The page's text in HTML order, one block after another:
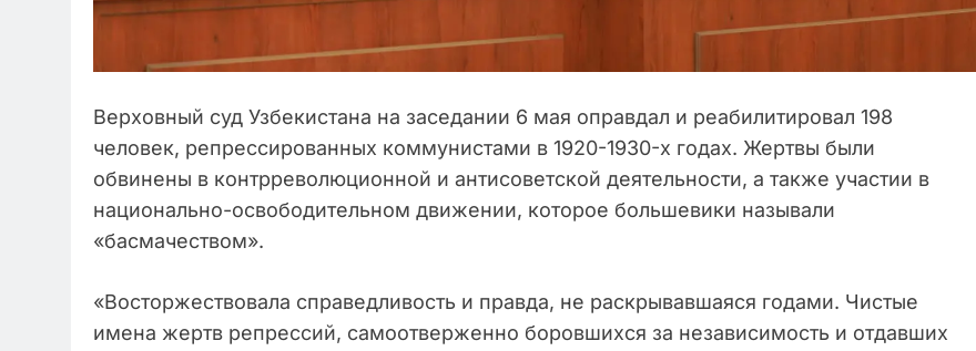
Верховный суд Узбекистана на заседании 6 мая оправдал и реабилитировал 198
человек, репрессированных коммунистами в 1920-1930-х годах. Жертвы были
обвинены в контрреволюционной и антисоветской деятельности, а также участии в
национально-освободительном движении, которое большевики называли
«басмачеством».
«Восторжествовала справедливость и правда, не раскрывавшаяся годами. Чистые
имена жертв репрессий, самоотверженно боровшихся за независимость и отдавших